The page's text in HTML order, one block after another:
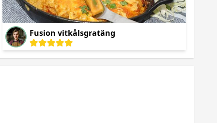
Fusion vitkålsgratäng